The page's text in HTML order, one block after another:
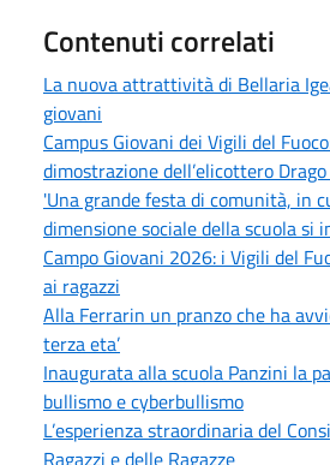
Contenuti correlati
La nuova attrattività di Bellaria
giovani
Campus Giovani dei Vigili del
dimostrazione dell’elicottero
'Una grande festa di comunità, in
dimensione sociale della scuola si
Campo Giovani 2026: i Vigili del
ai ragazzi
Alla Ferrarin un pranzo che ha
terza eta’
Inaugurata alla scuola Panzini la
bullismo e cyberbullismo
L’esperienza straordinaria del
Ragazzi e delle Ragazze